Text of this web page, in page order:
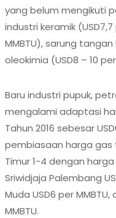
yang belum mengikuti
industri keramik
MMBTU), sarung tangan
oleokimia (USD8 – 10 per
Baru industri pupuk,
mengalami adaptasi
Tahun 2016 sebesar
pembiasaan harga gas
Timur 1-4 dengan harga
Sriwidjaja Palembang
Muda USD6 per
MMBTU.